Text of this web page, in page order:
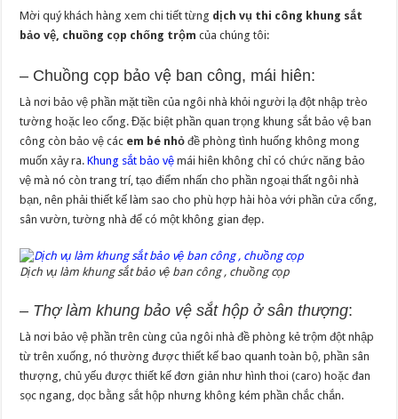
Mời quý khách hàng xem chi tiết từng dịch vụ thi công khung sắt
bảo vệ, chuồng cọp chống trộm của chúng tôi:
– Chuồng cọp bảo vệ ban công, mái hiên:
Là nơi bảo vệ phần mặt tiền của ngôi nhà khỏi người lạ đột nhập trèo
tường hoặc leo cổng. Đặc biệt phần quan trọng khung sắt bảo vệ ban
công còn bảo vệ các em bé nhỏ đề phòng tình huống không mong
muốn xảy ra.Khung sắt bảo vệ mái hiên không chỉ có chức năng bảo
vệ mà nó còn trang trí, tạo điểm nhấn cho phần ngoại thất ngôi nhà
bạn, nên phải thiết kế làm sao cho phù hợp hài hòa với phần cửa cổng,
sân vườn, tường nhà để có một không gian đẹp.
Dịch vụ làm khung sắt bảo vệ ban công , chuồng cọp
– Thợ làm khung bảo vệ sắt hộp ở sân thượng:
Là nơi bảo vệ phần trên cùng của ngôi nhà đề phòng kẻ trộm đột nhập
từ trên xuống, nó thường được thiết kế bao quanh toàn bộ, phần sân
thượng, chủ yếu được thiết kế đơn giản như hình thoi (caro) hoặc đan
sọc ngang, dọc bằng sắt hộp nhưng không kém phần chắc chắn.